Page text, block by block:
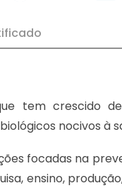
tem crescido
nocivos à
focadas na
ensino,